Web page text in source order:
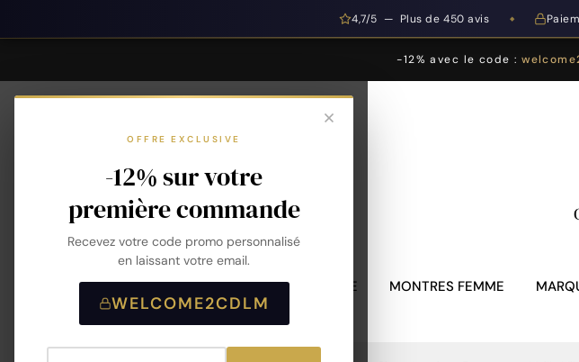
4,7/5 — Plus de 450 avis ◆
-12% avec le code :
OFFRE EXCLUSIVE
-12% sur votre
première commande
Recevez votre code promo personnalisé
en laissant votre email.
WELCOME2CDLM
MONTRES HOMME MONTRES FEMME